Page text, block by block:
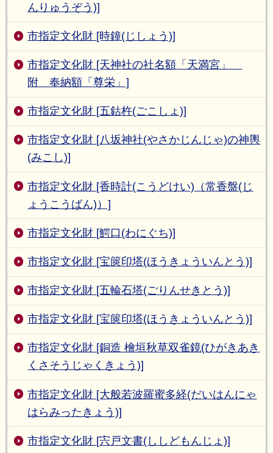
んりゅうぞう)]
市指定文化財 [時鐘(じしょう)]
市指定文化財 [天神社の社名額「天満宮」
附 奉納額「尊栄」]
市指定文化財 [五鈷杵(ごこしょ)]
市指定文化財 [八坂神社(やさかじんじゃ)の神輿
(みこし)]
市指定文化財 [香時計(こうどけい)（常香盤(じ
ょうこうばん)）]
市指定文化財 [鰐口(わにぐち)]
市指定文化財 [宝篋印塔(ほうきょういんとう)]
市指定文化財 [五輪石塔(ごりんせきとう)]
市指定文化財 [宝篋印塔(ほうきょういんとう)]
市指定文化財 [銅造 檜垣秋草双雀鏡(ひがきあき
くさそうじゃくきょう)]
市指定文化財 [大般若波羅蜜多経(だいはんにゃ
はらみったきょう)]
市指定文化財 [宍戸文書(ししどもんじょ)]